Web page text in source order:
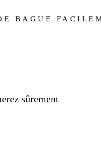
BAGUE
sûrement